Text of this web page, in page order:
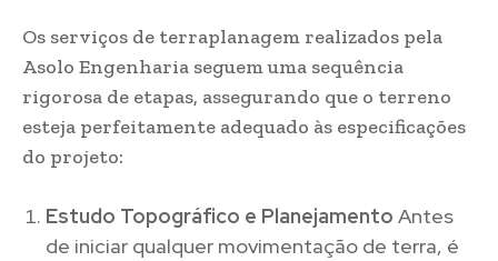
Os serviços de terraplanagem realizados pela
Asolo Engenharia seguem uma sequência
rigorosa de etapas, assegurando que o terreno
esteja perfeitamente adequado às especificações
do projeto:
Estudo Topográfico e Planejamento Antes
de iniciar qualquer movimentação de terra, é